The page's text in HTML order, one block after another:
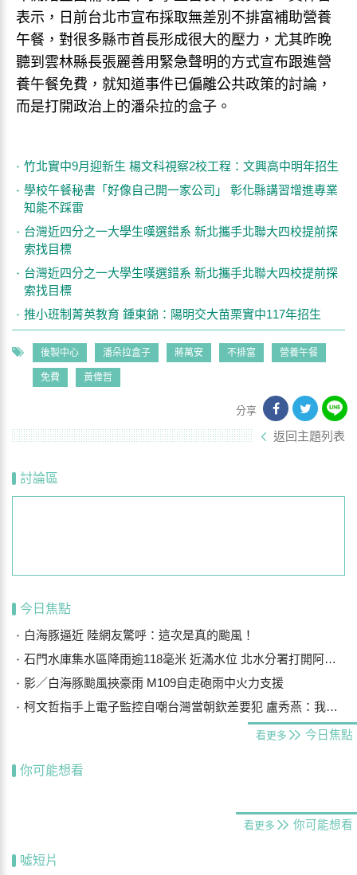
表示，日前台北市宣布採取無差別不排富補助營養
午餐，對很多縣市首長形成很大的壓力，尤其昨晚
聽到雲林縣長張麗善用緊急聲明的方式宣布跟進營
養午餐免費，就知道事件已偏離公共政策的討論，
而是打開政治上的潘朵拉的盒子。
竹北實中9月迎新生 楊文科視察2校工程：文興高中明年招生
學校午餐秘書「好像自己開一家公司」 彰化縣講習增進專業
知能不踩雷
台灣近四分之一大學生嘆選錯系 新北攜手北聯大四校提前探
索找目標
台灣近四分之一大學生嘆選錯系 新北攜手北聯大四校提前探
索找目標
推小班制菁英教育 鍾東錦：陽明交大苗栗實中117年招生
後製中心 潘朵拉盒子 蔣萬安 不排富 營養午餐
免費 黃偉哲
分享
返回主題列表
討論區
今日焦點
白海豚逼近 陸網友驚呼：這次是真的颱風！
石門水庫集水區降雨逾118毫米 近滿水位 北水分署打開阿姆坪防淤隧道
影／白海豚颱風挾豪雨 M109自走砲雨中火力支援
柯文哲指手上電子監控自嘲台灣當朝欽差要犯 盧秀燕：我們要更勇敢
看更多 今日焦點
你可能想看
看更多 你可能想看
噓短片